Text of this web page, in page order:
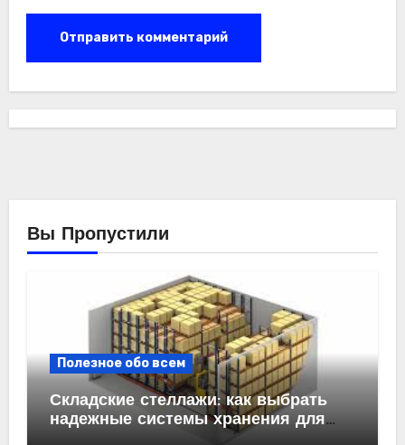
Вы Пропустили
Полезное обо всем
Складские стеллажи: как выбрать
надежные системы хранения для